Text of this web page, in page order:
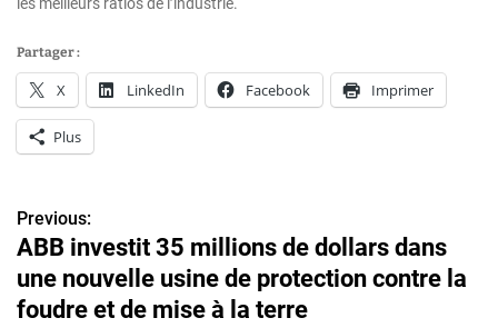
les meilleurs ratios de l’industrie.
Partager :
X LinkedIn Facebook Imprimer
Plus
N
a
v
Previous:
ABB investit 35 millions de dollars dans
une nouvelle usine de protection contre la
foudre et de mise à la terre